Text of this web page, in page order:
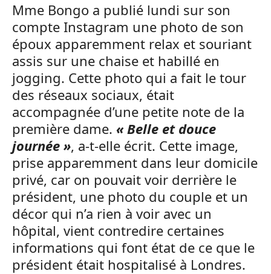
Mme Bongo a publié lundi sur son
compte Instagram une photo de son
époux apparemment relax et souriant
assis sur une chaise et habillé en
jogging. Cette photo qui a fait le tour
des réseaux sociaux, était
accompagnée d’une petite note de la
première dame. « Belle et douce
journée », a-t-elle écrit. Cette image,
prise apparemment dans leur domicile
privé, car on pouvait voir derrière le
président, une photo du couple et un
décor qui n’a rien à voir avec un
hôpital, vient contredire certaines
informations qui font état de ce que le
président était hospitalisé à Londres.